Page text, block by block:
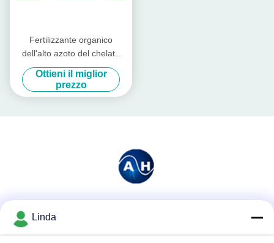
Fertilizzante organico
dell'alto azoto del chelato
dell'aminoacido del
molibdeno per gli alberi da
frutto
Ottieni il miglior
prezzo
Linda